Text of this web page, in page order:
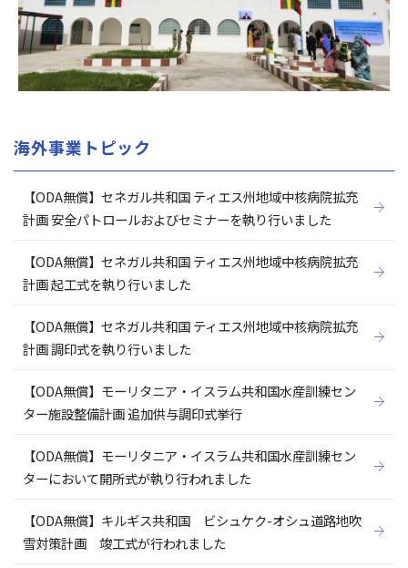
海外事業トピック
【ODA無償】セネガル共和国 ティエス州地域中核病院拡充
計画 安全パトロールおよびセミナーを執り行いました
【ODA無償】セネガル共和国 ティエス州地域中核病院拡充
計画 起工式を執り行いました
【ODA無償】セネガル共和国 ティエス州地域中核病院拡充
計画 調印式を執り行いました
【ODA無償】モーリタニア・イスラム共和国水産訓練セン
ター施設整備計画 追加供与調印式挙行
【ODA無償】モーリタニア・イスラム共和国水産訓練セン
ターにおいて開所式が執り行われました
【ODA無償】キルギス共和国 ビシュケク-オシュ道路地吹
雪対策計画 竣工式が行われました